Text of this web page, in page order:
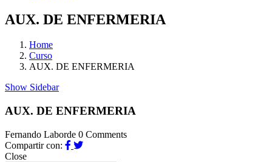
AUX. DE ENFERMERIA
Home
Curso
AUX. DE ENFERMERIA
Show Sidebar
AUX. DE ENFERMERIA
Fernando Laborde 0 Comments
Compartir con:
Close